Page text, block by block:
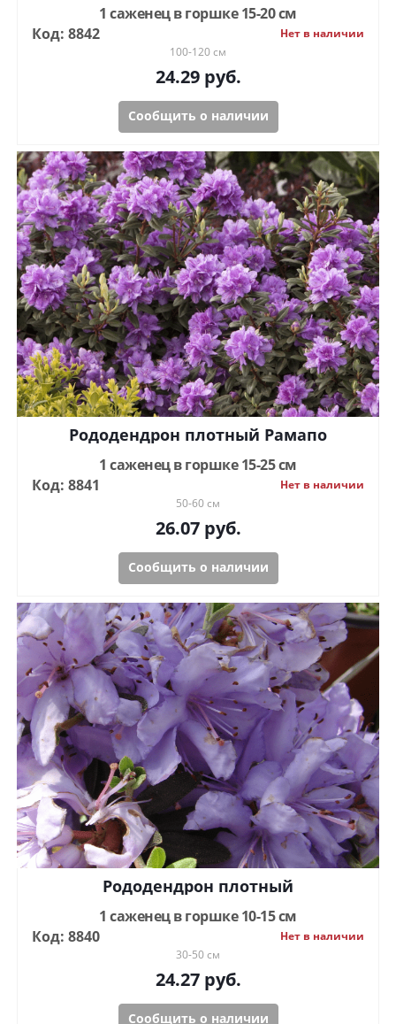
1 саженец в горшке 15-20 см
Код: 8842
Нет в наличии
100-120 см
24.29руб.
Сообщить о наличии
Рододендрон плотный Рамапо
1 саженец в горшке 15-25 см
Код: 8841
Нет в наличии
50-60 см
26.07руб.
Сообщить о наличии
Рододендрон плотный
1 саженец в горшке 10-15 см
Код: 8840
Нет в наличии
30-50 см
24.27руб.
Сообщить о наличии